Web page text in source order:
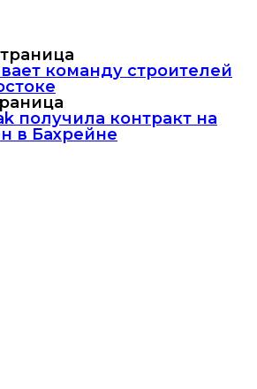
команду строителей
получила контракт на
в Бахрейне